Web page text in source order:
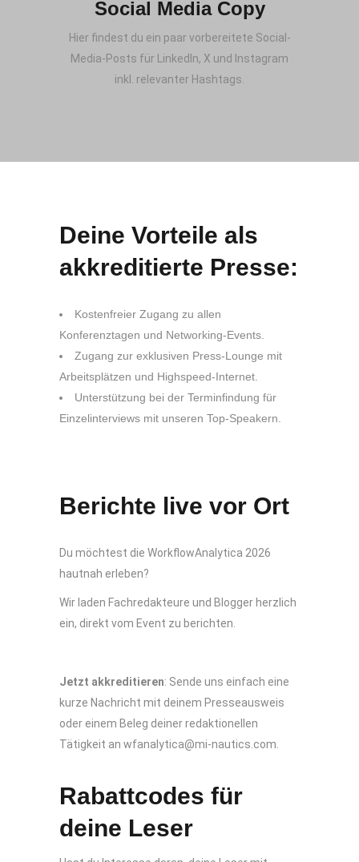
Social Media Copy
Hier findest du ein paar vorbereitete Social-
Media-Posts für LinkedIn, X und Instagram
inkl. relevanter Hashtags.
Deine Vorteile als
akkreditierte Presse:
Kostenfreier Zugang zu allen
Konferenztagen und Networking-Events.
Zugang zur exklusiven Press-Lounge mit
Arbeitsplätzen und Highspeed-Internet.
Unterstützung bei der Terminfindung für
Einzelinterviews mit unseren Top-Speakern.
Berichte live vor Ort
Du möchtest die WorkflowAnalytica 2026
hautnah erleben?
Wir laden Fachredakteure und Blogger herzlich
ein, direkt vom Event zu berichten.
Jetzt akkreditieren: Sende uns einfach eine
kurze Nachricht mit deinem Presseausweis
oder einem Beleg deiner redaktionellen
Tätigkeit an wfanalytica@mi-nautics.com.
Rabattcodes für
deine Leser